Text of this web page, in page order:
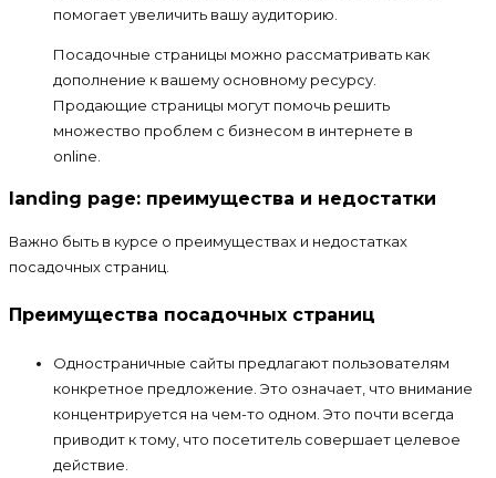
помогает увеличить вашу аудиторию.
Посадочные страницы можно рассматривать как
дополнение к вашему основному ресурсу.
Продающие страницы могут помочь решить
множество проблем с бизнесом в интернете в
online.
landing page: преимущества и недостатки
Важно быть в курсе о преимуществах и недостатках
посадочных страниц.
Преимущества посадочных страниц
Одностраничные сайты предлагают пользователям
конкретное предложение. Это означает, что внимание
концентрируется на чем-то одном. Это почти всегда
приводит к тому, что посетитель совершает целевое
действие.